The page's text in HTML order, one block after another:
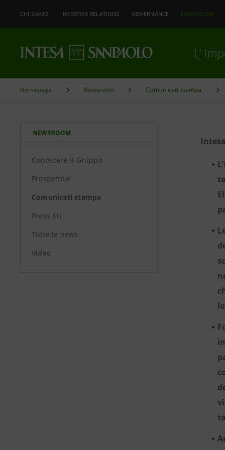
CHI SIAMO INVESTOR RELATIONS GOVERNANCE NEWSROOM
L’
Homepage Newsroom Comunicati stampa
NEWSROOM
Conoscere il Gruppo
Prospettive
Comunicati stampa
Press Kit
Tutte le news
Video